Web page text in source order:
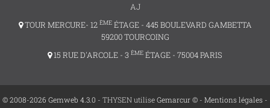
AJ
TOUR MERCURE- 12 ÈMEÉTAGE - 445 BOULEVARD GAMBETTA
59200 TOURCOING
15 RUE D'ARCOLE - 3 ÈME ÉTAGE - 75004 PARIS
© 2008-2026 Gemweb 4.3.0 - THYSEN utiliseGemarcur © - Mentions légales -